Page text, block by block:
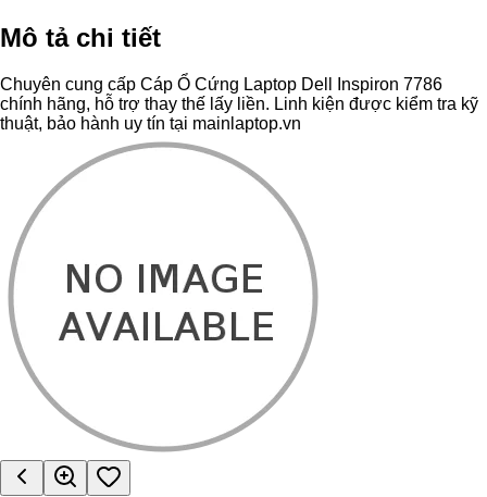
Mô tả chi tiết
Chuyên cung cấp Cáp Ổ Cứng Laptop Dell Inspiron 7786
chính hãng, hỗ trợ thay thế lấy liền. Linh kiện được kiểm tra kỹ
thuật, bảo hành uy tín tại mainlaptop.vn